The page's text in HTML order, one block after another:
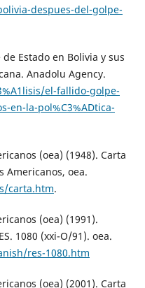
despues-del-golpe-
Estado en Bolivia y sus
Anadolu Agency.
el-fallido-golpe-
en-la-pol%C3%ADtica-
(oea) (1948). Carta
Americanos, oea.
carta.htm.
(oea) (1991).
1080 (xxi-O/91). oea.
res-1080.htm
(oea) (2001). Carta